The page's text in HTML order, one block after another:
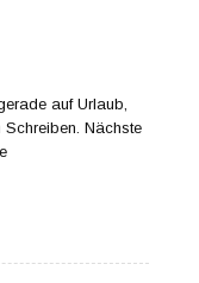
auf Urlaub,
Nächste